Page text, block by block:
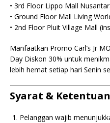
• 3rd Floor Lippo Mall
• Ground Floor Mall Living
• 2nd Floor Pluit Village Mall
Manfaatkan Promo Carl’s Jr
Day Diskon 30% untuk
lebih hemat setiap hari Senin
Syarat & Ketentuan
Pelanggan wajib